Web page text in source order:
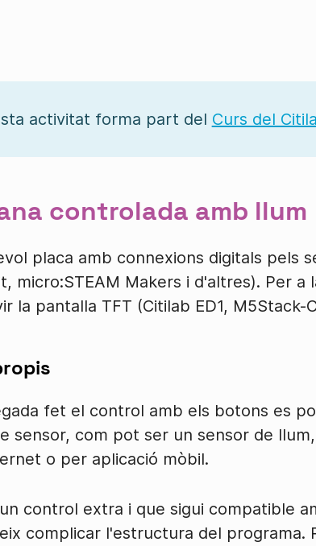
activitat forma part del Curs del
controlada amb llum
placa amb connexions digitals pels
micro:STEAM Makers i d'altres). Per a
la pantalla TFT (Citilab ED1, M5Stack-
fet el control amb els botons es
sensor, com pot ser un sensor de
o per aplicació mòbil.
control extra i que sigui compatible
complicar l'estructura del programa.